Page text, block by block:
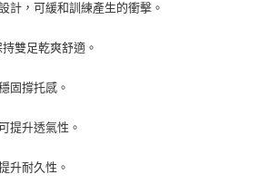
計，可緩和訓練產生的衝擊。
雙足乾爽舒適。
固撐托感。
提升透氣性。
升耐久性。